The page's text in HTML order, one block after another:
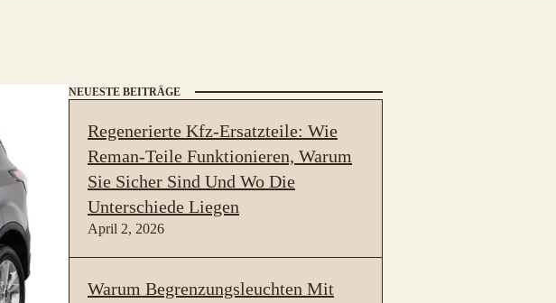
NEUESTE BEITRÄGE
Regenerierte Kfz-Ersatzteile: Wie
Reman-Teile Funktionieren, Warum
Sie Sicher Sind Und Wo Die
Unterschiede Liegen
April 2, 2026
Warum Begrenzungsleuchten Mit